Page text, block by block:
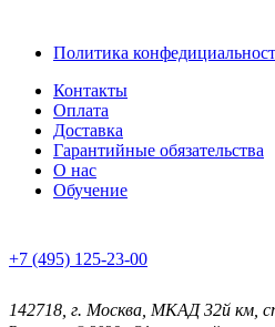
Политика
Контакты
Оплата
Доставка
Гарантийные обязательства
О нас
Обучение
+7 (495) 125-23-00
142718, г. Москва, МКАД 32й км,